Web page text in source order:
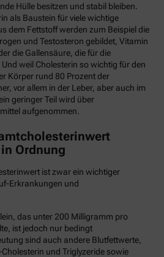
Hülle besitzen und stabil bleiben.
als Baustein für viele wichtige
dem Fettstoff werden zum Beispiel die
und Testosteron gebildet, Vitamin
die Gallensäure, die für die
weil Cholesterin so wichtig für den
Körper rund 80 Prozent der
vor allem in der Leber, aber auch im
geringer Teil wird über
aufgenommen.
Ordnung
ist zwar ein wichtiger
Erkrankungen und
das unter 200 Milligramm pro
ist jedoch nur bedingt
sind auch andere Blutfettwerte,
und Triglyzeride sowie